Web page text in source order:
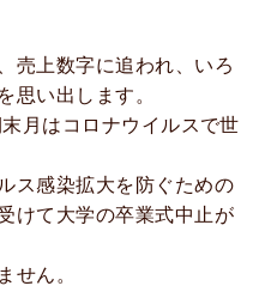
売上数字に追われ、いろ
思い出します。
月はコロナウイルスで世
ス感染拡大を防ぐための
けて大学の卒業式中止が
せん。